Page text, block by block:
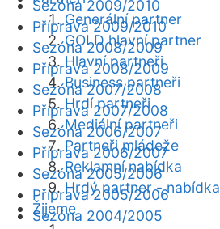
Generální partner
GOLD hlavní partner
Hlavní partneři
Business partneři
Hrdí partneři
Mediální partneři
Partneři mládeže
Reklamní nabídka
Hrdý partner - nabídka
Žijeme
Sezóna 2009/2010
Příprava 2009/2010
Sezóna 2008/2009
Příprava 2008/2009
Sezóna 2007/2008
Příprava 2007/2008
Sezóna 2006/2007
Příprava 2006/2007
Sezóna 2005/2006
Příprava 2005/2006
Sezóna 2004/2005